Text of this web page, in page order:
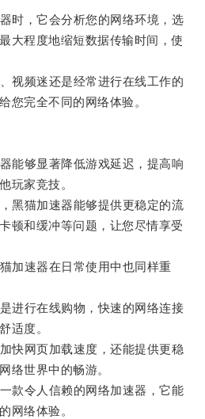
，它会分析您的网络环境，选
大程度地缩短数据传输时间，使
频迷还是经常进行在线工作的
您完全不同的网络体验。
够显著降低游戏延迟，提高响
玩家竞技。
猫加速器能够提供更稳定的流
顿和缓冲等问题，让您尽情享受
速器在日常使用中也同样重
行在线购物，快速的网络连接
适度。
网页加载速度，还能提供更稳
络世界中的畅游。
令人信赖的网络加速器，它能
网络体验。